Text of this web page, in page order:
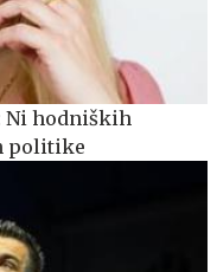
Ni hodniških
politike